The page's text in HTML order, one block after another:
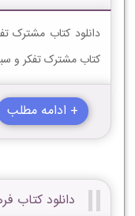
دانلود کتاب مشترک
کتاب مشترک تفکر و سبک
+ ادامه مطلب
دانلود کتاب